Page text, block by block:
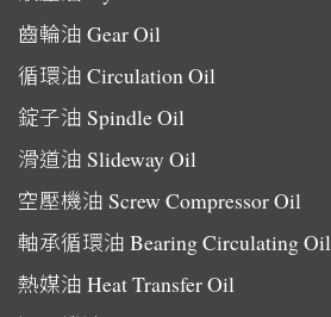
齒輪油 Gear Oil
循環油 Circulation Oil
錠子油 Spindle Oil
滑道油 Slideway Oil
空壓機油 Screw Compressor Oil
軸承循環油 Bearing Circulating Oil
熱媒油 Heat Transfer Oil